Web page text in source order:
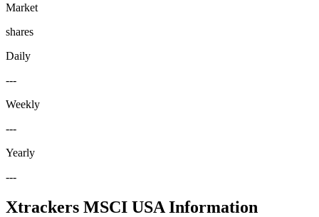
Market
shares
Daily
---
Weekly
---
Yearly
---
Xtrackers MSCI USA Information